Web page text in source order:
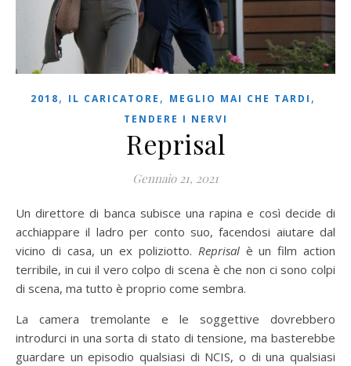
2018, IL CARICATORE , MEGLIO MAI CHE TARDI ,
TENDERE I NERVI
Reprisal
Gennaio 21, 2021
Un direttore di banca subisce una rapina e così decide di
acchiappare il ladro per conto suo, facendosi aiutare dal
vicino di casa, un ex poliziotto. Reprisalè un film action
terribile, in cui il vero colpo di scena è che non ci sono colpi
di scena, ma tutto è proprio come sembra.
La camera tremolante e le soggettive dovrebbero
introdurci in una sorta di stato di tensione, ma basterebbe
guardare un episodio qualsiasi di NCIS, o di una qualsiasi